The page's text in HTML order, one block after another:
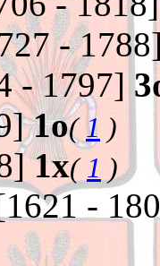
-
- 1797]
1o( 1 )
1x( 1 )
-